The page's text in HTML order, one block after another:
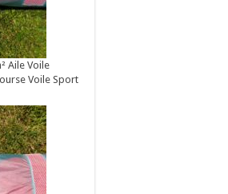
Aile Voile
Voile Sport